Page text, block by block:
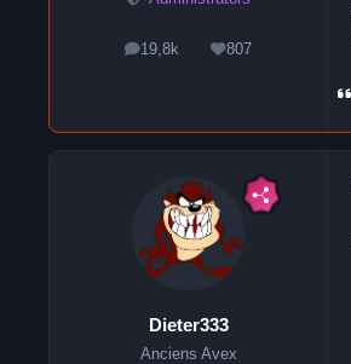
19,8k
messages807
Réputation
Dieter333
Anciens Avex